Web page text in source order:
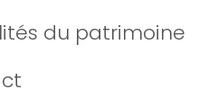
du patrimoine